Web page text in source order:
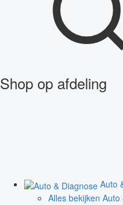
Shop op afdeling
Auto
Alles bekijken